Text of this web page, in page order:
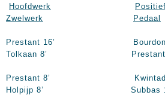
Hoofdwerk
Positief
Zwelwerk
Pedaal
Prestant 16’
Tolkaan 8’ Prestant
Prestant 8’
Holpijp 8’ Subbas